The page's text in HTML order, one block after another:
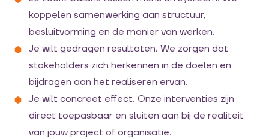
koppelen samenwerking aan structuur,
besluitvorming en de manier van werken.
Je wilt gedragen resultaten. We zorgen dat
stakeholders zich herkennen in de doelen en
bijdragen aan het realiseren ervan.
Je wilt concreet effect. Onze interventies zijn
direct toepasbaar en sluiten aan bij de realiteit
van jouw project of organisatie.